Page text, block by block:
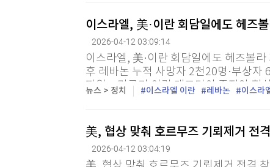
이스라엘, 美·이란 회담일에도 헤즈
2026-04-12 03:09:14
이스라엘, 美·이란 회담일에도 헤즈볼
후 레바논 누적 사망자 2천20명·부상
파원 = 미국과 이란 대표단이 종전안 협
지시간)에도 이스라엘군은 친이란 무장
뉴스 > 정치 이스라엘 이란 레바논 이스라
美, 협상 맞춰 호르무즈 기뢰제거
2026-04-12 03:04:19